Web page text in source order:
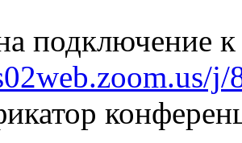
подключение
j/